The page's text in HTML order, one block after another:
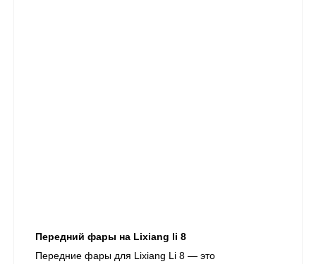
Передний фары на Lixiang li 8
Передние фары для Lixiang Li 8 — это